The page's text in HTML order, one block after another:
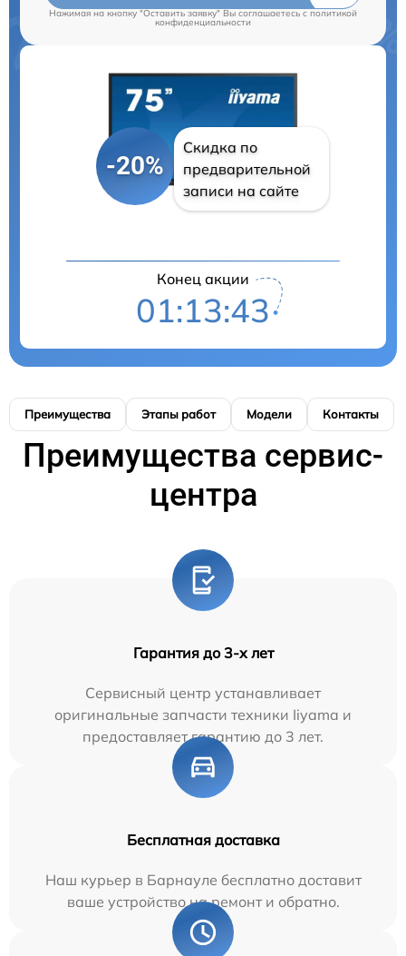
Нажимая на кнопку "Оставить заявку" Вы соглашаетесь cполитикой
конфиденциальности
-20%
Скидка по
предварительной
записи на сайте
Конец акции
01:13:43
Преимущества Этапы работ Модели Контакты
Преимущества сервис-
центра
Гарантия до 3-х лет
Сервисный центр устанавливает
оригинальные запчасти техники Iiyama и
предоставляет гарантию до 3 лет.
Бесплатная доставка
Наш курьер в Барнауле бесплатно доставит
ваше устройство на ремонт и обратно.